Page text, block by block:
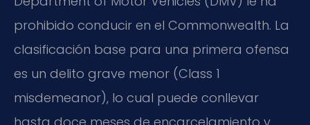
prohibido conducir en el Commonwealth. La
clasificación base para una primera ofensa
es un delito grave menor (Class 1
misdemeanor), lo cual puede conllevar